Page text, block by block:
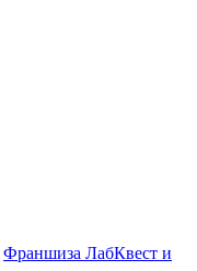
Франшиза ЛабКвест и